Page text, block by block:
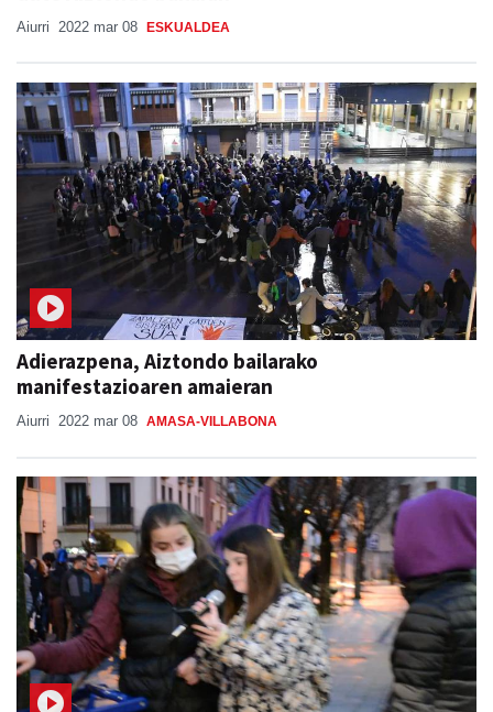
Aiurri 2022 mar 08 ESKUALDEA
Adierazpena, Aiztondo bailarako
manifestazioaren amaieran
Aiurri 2022 mar 08 AMASA-VILLABONA